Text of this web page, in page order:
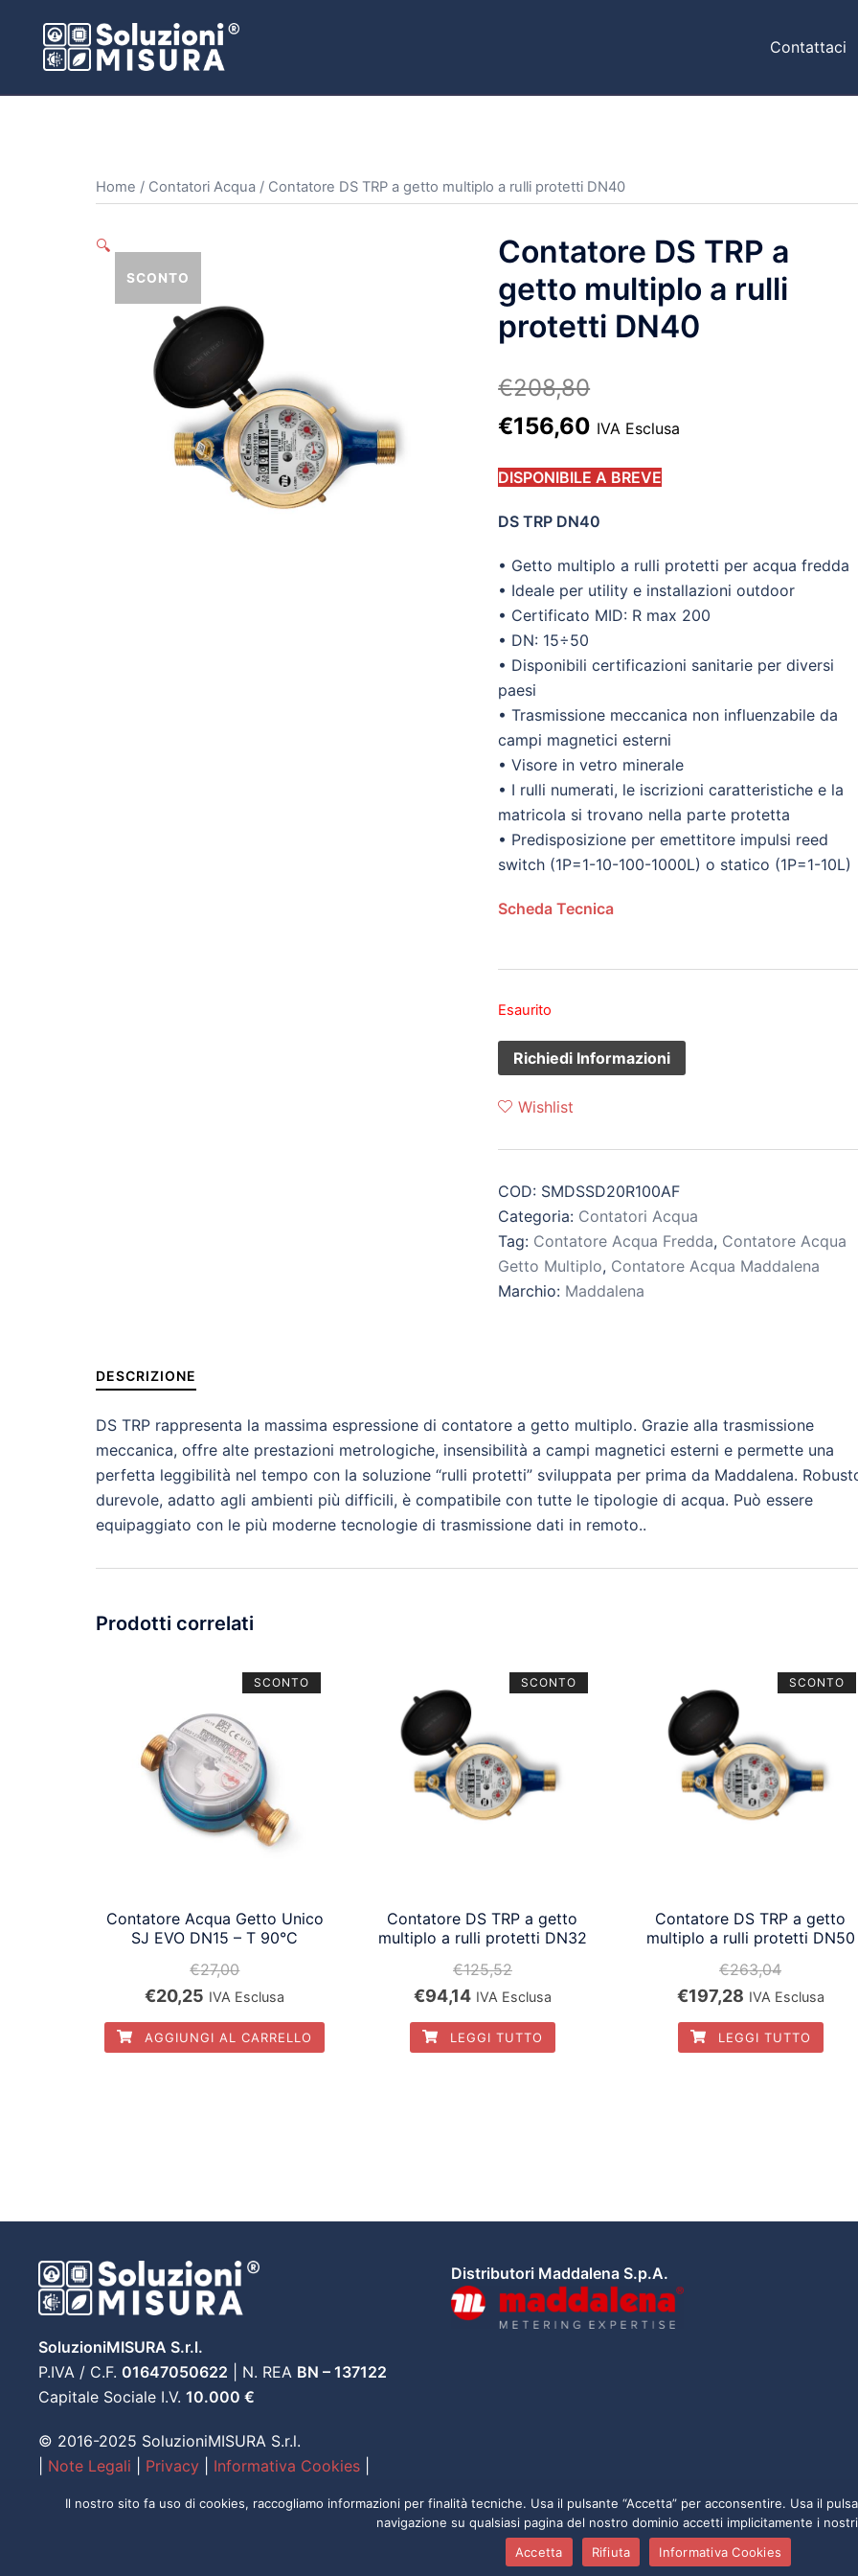
contenuto
Contattaci
Home / Contatori Acqua / Contatore DS TRP a getto multiplo a rulli protetti DN40
🔍
SCONTO
Contatore DS TRP a
getto multiplo a rulli
protetti DN40
€208,80
Il
originale
era:
€156,60 Il
attuale
è:
IVA Esclusa
DISPONIBILE A BREVE
DS TRP DN40
• Getto multiplo a rulli protetti per acqua fredda
• Ideale per utility e installazioni outdoor
• Certificato MID: R max 200
• DN: 15÷50
• Disponibili certificazioni sanitarie per diversi
paesi
• Trasmissione meccanica non influenzabile da
campi magnetici esterni
• Visore in vetro minerale
• I rulli numerati, le iscrizioni caratteristiche e la
matricola si trovano nella parte protetta
• Predisposizione per emettitore impulsi reed
switch (1P=1-10-100-1000L) o statico (1P=1-10L)
Scheda Tecnica
Esaurito
Wishlist
COD: SMDSSD20R100AF
Categoria: Contatori Acqua
Tag: Contatore Acqua Fredda, Contatore Acqua
Getto Multiplo, Contatore Acqua Maddalena
Marchio: Maddalena
DESCRIZIONE
DS TRP rappresenta la massima espressione di contatore a getto multiplo. Grazie alla trasmissione
meccanica, offre alte prestazioni metrologiche, insensibilità a campi magnetici esterni e permette una
perfetta leggibilità nel tempo con la soluzione “rulli protetti” sviluppata per prima da Maddalena.
durevole, adatto agli ambienti più difficili, è compatibile con tutte le tipologie di acqua. Può essere
equipaggiato con le più moderne tecnologie di trasmissione dati in remoto..
Prodotti correlati
SCONTO
Contatore Acqua Getto Unico
SJ EVO DN15 – T 90°C
€27,00
Il
prezzo
originale
€20,25 Il
prezzo
attuale
IVA Esclusa
AGGIUNGI AL CARRELLO
SCONTO
Contatore DS TRP a getto
multiplo a rulli protetti DN32
€125,52
Il
prezzo
originale
€94,14Il
prezzo
attuale
IVA Esclusa
LEGGI TUTTO
SCONTO
Contatore DS TRP a getto
multiplo a rulli protetti DN50
€263,04
Il
prezzo
originale
€197,28Il
prezzo
attuale
IVA Esclusa
LEGGI TUTTO
SoluzioniMISURA S.r.l.
P.IVA / C.F. 01647050622 | N. REA BN – 137122
Capitale Sociale I.V. 10.000 €
© 2016-2025 SoluzioniMISURA S.r.l.
Note Legali Privacy Informativa Cookies
Distributori Maddalena S.p.A.
Il nostro sito fa uso di cookies, raccogliamo informazioni per finalità tecniche. Usa il pulsante “Accetta” per acconsentire. Usa il
navigazione su qualsiasi pagina del nostro dominio accetti implicitamente i
Accetta
Rifiuta Informativa Cookies